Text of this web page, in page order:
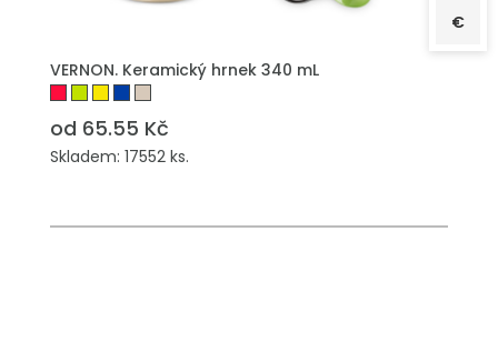
VERNON. Keramický hrnek 340 mL
od 65.55 Kč
Skladem: 17552 ks.
€